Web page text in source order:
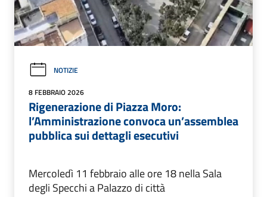
NOTIZIE
8 FEBBRAIO 2026
Rigenerazione di Piazza Moro:
l’Amministrazione convoca un’assemblea
pubblica sui dettagli esecutivi
Mercoledì 11 febbraio alle ore 18 nella Sala
degli Specchi a Palazzo di città